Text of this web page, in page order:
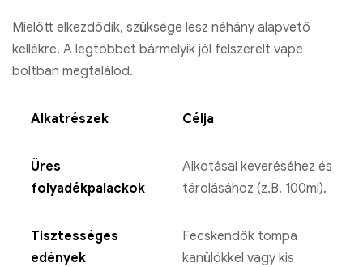
Mielőtt elkezdődik, szüksége lesz néhány alapvető
kellékre. A legtöbbet bármelyik jól felszerelt vape
boltban megtalálod.
Alkatrészek Célja
Üres
folyadékpalackok
Alkotásai keveréséhez és
tárolásához (z.B. 100ml).
Tisztességes
edények
Fecskendők tompa
kanülökkel vagy kis